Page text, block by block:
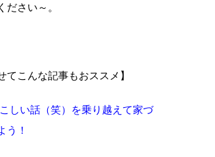
ださい～。
てこんな記事もおススメ】
しい話（笑）を乗り越えて家づ
う！